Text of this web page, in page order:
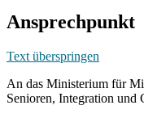
Ansprechpunkt
Text überspringen
An das Ministerium für
Senioren, Integration und